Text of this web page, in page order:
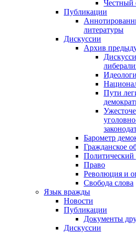
Честный
Публикации
литературы
Дискуссии
Архив
Пути
Барометр
Гражданское
Право
Революция и
Свобода слова
Язык вражды
Новости
Публикации
Документы
Дискуссии